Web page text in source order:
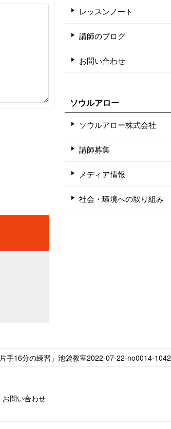
レッスンノート
講師のブログ
お問い合わせ
ソウルアロー
ソウルアロー株式会社
講師募集
メディア情報
社会・環境への取り組み
片手16分の練習」池袋教室2022-07-22-no0014-1042
お問い合わせ